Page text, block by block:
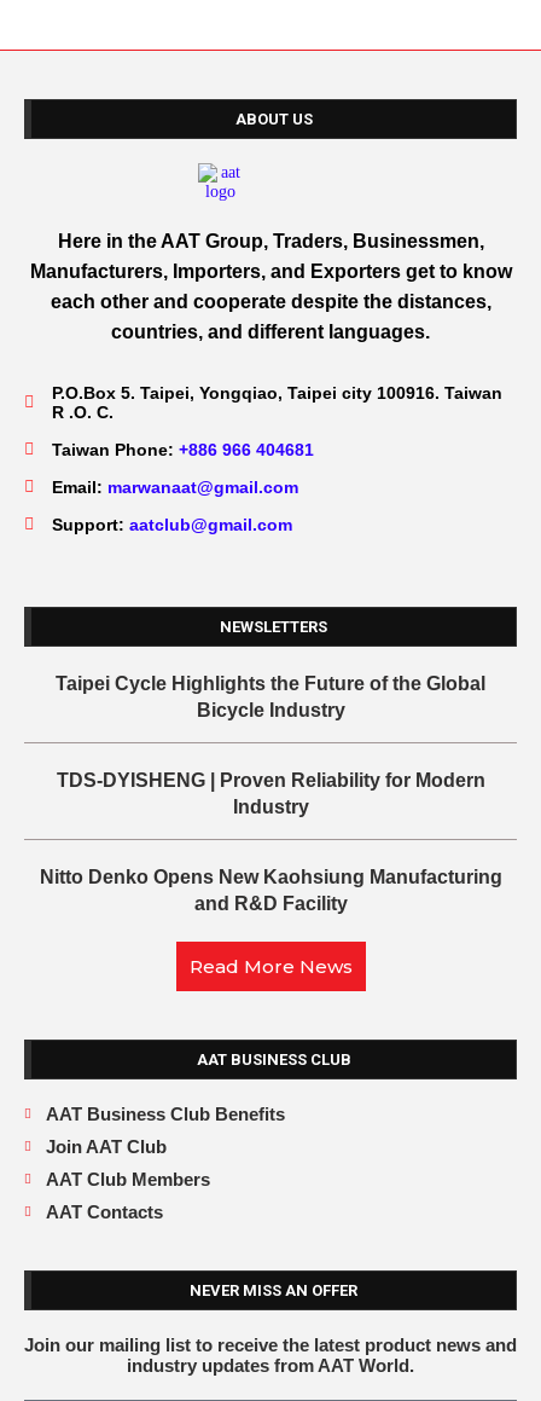
ABOUT US
Here in the AAT Group, Traders, Businessmen,
Manufacturers, Importers, and Exporters get to know
each other and cooperate despite the distances,
countries, and different languages.
P.O.Box 5. Taipei, Yongqiao, Taipei city 100916. Taiwan
R .O. C.
Taiwan Phone: +886 966 404681
Email: marwanaat@gmail.com
Support: aatclub@gmail.com
NEWSLETTERS
Taipei Cycle Highlights the Future of the Global
Bicycle Industry
TDS-DYISHENG | Proven Reliability for Modern
Industry
Nitto Denko Opens New Kaohsiung Manufacturing
and R&D Facility
Read More News
AAT BUSINESS CLUB
AAT Business Club Benefits
Join AAT Club
AAT Club Members
AAT Contacts
NEVER MISS AN OFFER
Join our mailing list to receive the latest product news and
industry updates from AAT World.